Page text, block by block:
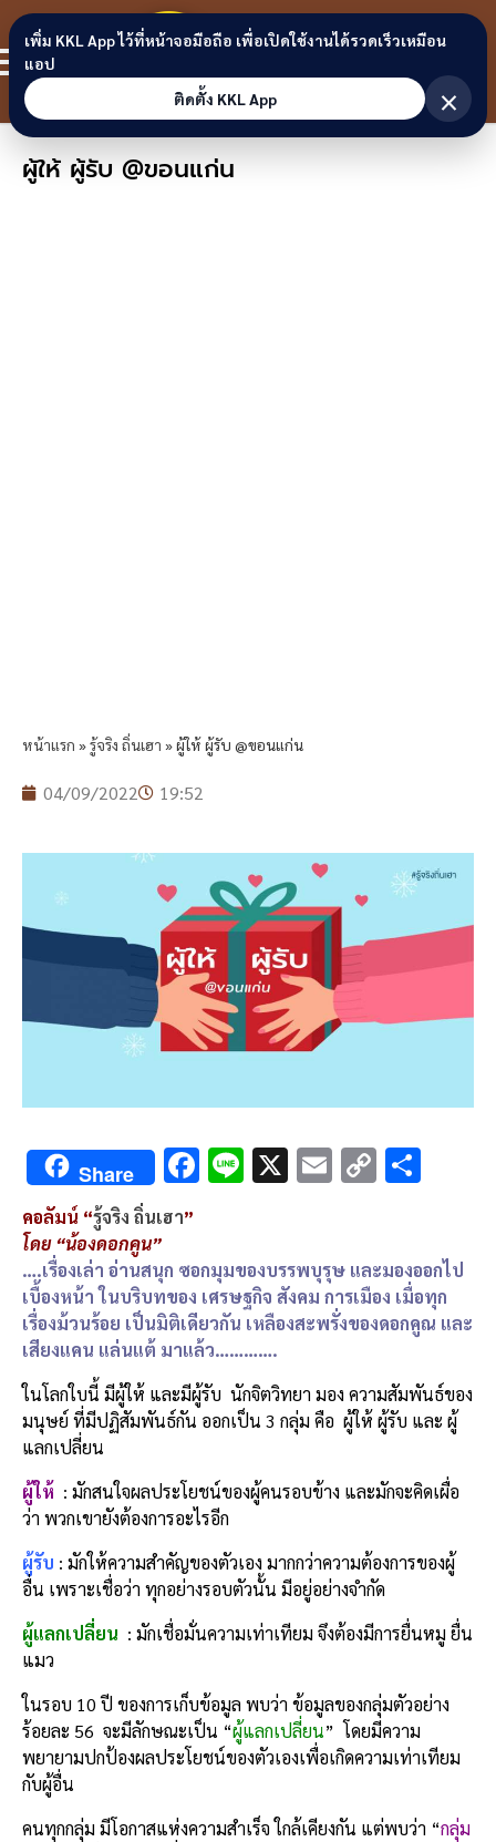
Skip to content
ขอนแก่น
ลิงก์
ผู้ให้ ผู้รับ @ขอนแก่น
หน้าแรก »รู้จริง ถิ่นเฮา »ผู้ให้ ผู้รับ @ขอนแก่น
04/09/2022 19:52
Share F
b
o
o
k
Li X E
l
C
Li
n
k
e
คอลัมน์ “รู้จริง ถิ่นเฮา”
โดย “น้องดอกคูน”
….เรื่องเล่า อ่านสนุก ซอกมุมของบรรพบุรุษ และมองออกไป
เบื้องหน้า ในบริบทของ เศรษฐกิจ สังคม การเมือง เมื่อทุก
เรื่องม้วนร้อย เป็นมิติเดียวกัน เหลืองสะพรั่งของดอกคูณ และ
เสียงแคน แล่นแต้ มาแล้ว………….
ในโลกใบนี้ มีผู้ให้ และมีผู้รับ นักจิตวิทยา มอง ความสัมพันธ์ของ
มนุษย์ ที่มีปฏิสัมพันธ์กัน ออกเป็น 3 กลุ่ม คือ ผู้ให้ ผู้รับ และ ผู้
แลกเปลี่ยน
ผู้ให้ : มักสนใจผลประโยชน์ของผู้คนรอบข้าง และมักจะคิดเผื่อ
ว่า พวกเขายังต้องการอะไรอีก
ผู้รับ : มักให้ความสำคัญของตัวเอง มากกว่าความต้องการของผู้
อื่น เพราะเชื่อว่า ทุกอย่างรอบตัวนั้น มีอยู่อย่างจำกัด
ผู้แลกเปลี่ยน : มักเชื่อมั่นความเท่าเทียม จึงต้องมีการยื่นหมู ยื่น
แมว
ในรอบ 10 ปี ของการเก็บข้อมูล พบว่า ข้อมูลของกลุ่มตัวอย่าง
ร้อยละ 56 จะมีลักษณะเป็น “ผู้แลกเปลี่ยน” โดยมีความ
พยายามปกป้องผลประโยชน์ของตัวเองเพื่อเกิดความเท่าเทียม
กับผู้อื่น
คนทุกกลุ่ม มีโอกาสแห่งความสำเร็จ ใกล้เคียงกัน แต่พบว่า “กลุ่ม
เพิ่ม KKL App ไว้ที่หน้าจอมือถือ เพื่อเปิดใช้งานได้รวดเร็วเหมือน
แอป
ติดตั้ง KKL App
×